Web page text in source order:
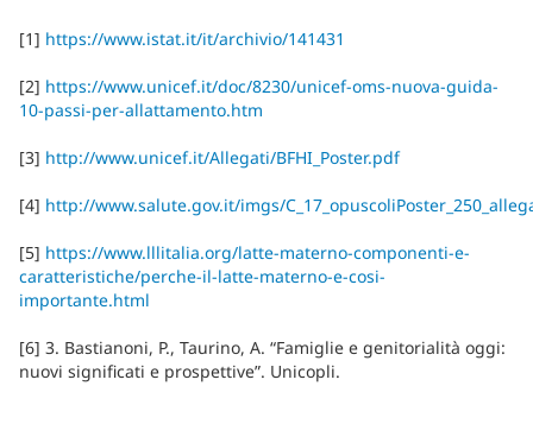
[1] https://www.istat.it/it/archivio/141431
[2] https://www.unicef.it/doc/8230/unicef-oms-nuova-guida-
10-passi-per-allattamento.htm
[3] http://www.unicef.it/Allegati/BFHI_Poster.pdf
[4] http://www.salute.gov.it/imgs/
[5] https://www.lllitalia.org/latte-materno-componenti-e-
caratteristiche/perche-il-latte-materno-e-cosi-
importante.html
[6] 3. Bastianoni, P., Taurino, A. “Famiglie e genitorialità oggi:
nuovi significati e prospettive”. Unicopli.